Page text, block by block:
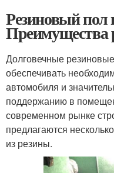
Резиновый пол
Преимущества
Долговечные
обеспечивать
автомобиля и
поддержанию в
современном рынке
предлагаются
из резины.